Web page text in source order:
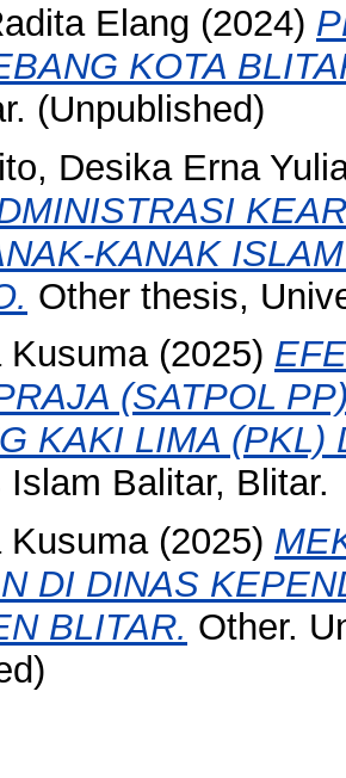
Elang (2024)
KOTA
(Unpublished)
Desika Erna
KANAK
Other thesis,
Kusuma(2025)
(SATPOL
KAKI LIMA (PKL)
Balitar, Blitar.
Kusuma(2025)
DI DINAS
BLITAR. Other.